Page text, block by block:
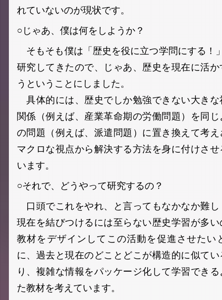
れていないのが現状です。
○じゃあ、僕は何をしようか？
そもそも僕は「歴史を役に立つ学問にする！
研究してきたので、じゃあ、歴史を現在に活
うということにしました。
具体的には、歴史でしか勉強できない大き
関係（例えば、産業革命期の労働問題）を同
の問題（例えば、派遣問題）に置き換えて考
マクロな視点から解決する方法を身に付けさ
います。
○それで、どうやって研究するの？
口頭でこれをやれ、と言ってもなかなか難
現在を結びつけるには至らない歴史学習が多
教材をデザインしてこの活動を促進させたい
に、過去と現在のどことどこが構造的に似て
り、複雑な情報をパッケージ化して学習でき
た教材を考えています。